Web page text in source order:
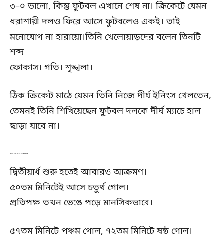
৩–০ ভালো, কিন্তু ফুটবল এখানে শেষ না। ক্রিকেটে যেমন
ধরাশায়ী দলও ফিরে আসে ফুটবলেও একই। তাই
মনোযোগ না হারায়ো।তিনি খেলোয়াড়দের বলেন তিনটি
শব্দ
ফোকাস। গতি। শৃঙ্খলা।
ঠিক ক্রিকেট মাঠে যেমন তিনি নিজে দীর্ঘ ইনিংস খেলতেন,
তেমনই তিনি শিখিয়েছেন ফুটবল দলকে দীর্ঘ ম্যাচে হাল
ছাড়া যাবে না।
দ্বিতীয়ার্ধ ঝড়ের গতি চার গোলের মহোৎসব
দ্বিতীয়ার্ধ শুরু হতেই আবারও আক্রমণ।
৫০তম মিনিটেই আসে চতুর্থ গোল।
প্রতিপক্ষ তখন ভেঙে পড়ে মানসিকভাবে।
৫৭তম মিনিটে পঞ্চম গোল, ৭২তম মিনিটে ষষ্ঠ গোল।